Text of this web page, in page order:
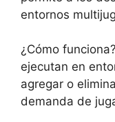
entornos
¿Cómo
ejecutan en
agregar o
demanda de